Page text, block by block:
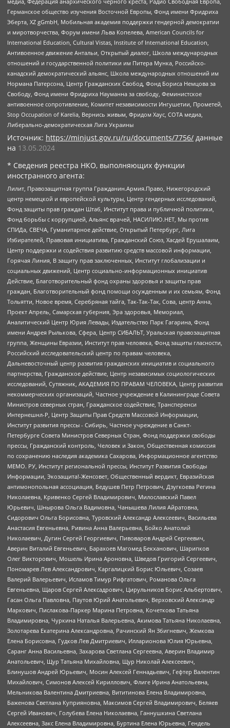
Германское общество изучения Восточной Европы, Фонд имени Фридриха
Эберта, XZ gGmbH, Мобильная академия поддержки гендерной демократии
и миротворчества, Форум имени Льва Копелева, American Councils for
International Education, Cultural Vistas, Institute of International Education,
Антивоенное движение Антальи, Открытый диалог, Школа международных
отношений и государственной политики им Питера Мунка, Российско-
канадский демократический альянс, Школа международных отношений им
Нормана Патерсона, Центр Гражданских Свобод, Фонд Бориса Немцова за
Свободу, Фонд имени Фридриха Науманна за свободу, Феминистское
антивоенное сопротивление, Комитет независимости Ингушетии, Прометей,
Stop Occupation of Karelia, Вернись живым, Фридом Хаус, СОТА медиа,
Либерально-демократическая Лига Украины
Источник: https://minjust.gov.ru/ru/documents/7756/ данные
на 13.05.2024
* Сведения реестра НКО, выполняющих функции
иностранного агента:
Лилит, Правозащитная группа Гражданин.Армия.Право, Нижегородский
центр немецкой и европейской культуры, Центр гендерных исследований,
Фонд защиты прав граждан Штаб, Институт права и публичной политики,
Фонд борьбы с коррупцией, Альянс врачей, НАСИЛИЮ.НЕТ, Мы против
СПИДа, СВЕЧА, Гуманитарное действие, Открытый Петербург, Лига
Избирателей, Правовая инициатива, Гражданский Союз, Хасдей Ерушалаим,
Центр поддержки и содействия развитию средств массовой информации,
Горячая Линия, В защиту прав заключенных, Институт глобализации и
социальных движений, Центр социально-информационных инициатив
Действие, Благотворительный фонд охраны здоровья и защиты прав
граждан, Благотворительный фонд помощи осужденным и их семьям, Фонд
Тольятти, Новое время, Серебряная тайга, Так-Так-Так, Сова, центр Анна,
Проект Апрель, Самарская губерния, Эра здоровья, Мемориал,
Аналитический Центр Юрия Левады, Издательство Парк Гагарина, Фонд
имени Андрея Рылькова, Сфера, Центр СИБАЛЬТ, Уральская правозащитная
группа, Женщины Евразии, Институт прав человека, Фонд защиты гласности,
Российский исследовательский центр по правам человека,
Дальневосточный центр развития гражданских инициатив и социального
партнерства, Гражданское действие, Центр независимых социологических
исследований, Сутяжник, АКАДЕМИЯ ПО ПРАВАМ ЧЕЛОВЕКА, Центр развития
некоммерческих организаций, Частное учреждение в Калининграде Совета
Министров северных стран, Гражданское содействие, Трансперенси
Интернешнл-Р, Центр Защиты Прав Средств Массовой Информации,
Институт развития прессы - Сибирь, Частное учреждение в Санкт-
Петербурге Совета Министров Северных Стран, Фонд поддержки свободы
прессы, Гражданский контроль, Человек и Закон, Общественная комиссия
по сохранению наследия академика Сахарова, Информационное агентство
МЕМО. РУ, Институт региональной прессы, Институт Развития Свободы
Информации, Экозащита!-Женсовет, Общественный вердикт, Евразийская
антимонопольная ассоциация, Бедушев Петр Петрович, Дзугкоева Регина
Николаевна, Кривенко Сергей Владимирович, Милославский Павел
Юрьевич, Шнырова Ольга Вадимовна, Чанышева Лилия Айратовна,
Сидорович Ольга Борисовна, Туровский Александр Алексеевич, Васильева
Анастасия Евгеньевна, Ривина Анна Валерьевна, Бойко Анатолий
Николаевич, Дугин Сергей Георгиевич, Пивоваров Андрей Сергеевич,
Аверин Виталий Евгеньевич, Барахоев Магомед Бекханович, Шарипков
Олег Викторович, Мошель Ирина Ароновна, Шведов Григорий Сергеевич,
Пономарев Лев Александрович, Каргалицкий Борис Юльевич, Созаев
Валерий Валерьевич, Исламов Тимур Рифгатович, Романова Ольга
Евгеньевна, Щаров Сергей Алексадрович, Цирульников Борис Альбертович,
Гасан Ольга Павловна, Паутов Юрий Анатольевич, Верховский Александр
Маркович, Пислакова-Паркер Марина Петровна, Кочеткова Татьяна
Владимировна, Чуркина Наталья Валерьевна, Акимова Татьяна Николаевна,
Золотарева Екатерина Александровна, Рачинский Ян Збигневич, Жемкова
Елена Борисовна, Гудков Лев Дмитриевич, Илларионова Юлия Юрьевна,
Саранг Анна Васильевна, Захарова Светлана Сергеевна, Аверин Владимир
Анатольевич, Щур Татьяна Михайловна, Щур Николай Алексеевич,
Блинушов Андрей Юрьевич, Мосин Алексей Геннадьевич, Гефтер Валентин
Михайлович, Симонов Алексей Кириллович, Флиге Ирина Анатольевна,
Мельникова Валентина Дмитриевна, Вититинова Елена Владимировна,
Баженова Светлана Куприяновна, Максимов Сергей Владимирович, Беляев
Сергей Иванович, Голубева Елена Николаевна, Ганнушкина Светлана
Алексеевна, Закс Елена Владимировна, Буртина Елена Юрьевна, Гендель